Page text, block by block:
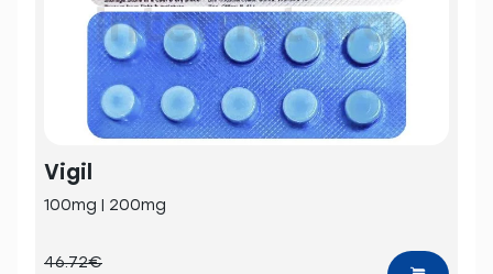
Vigil
100mg | 200mg
46.72€